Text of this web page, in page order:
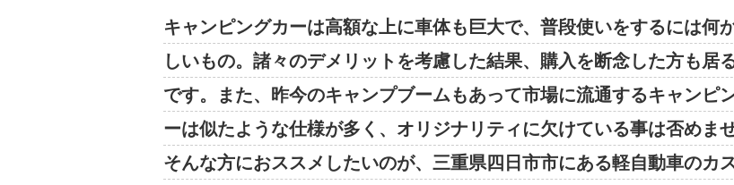
キャンピングカーは高額な上に車体も巨大で、普段使いをするには何
しいもの。諸々のデメリットを考慮した結果、購入を断念した方も居
です。また、昨今のキャンプブームもあって市場に流通するキャンピ
ーは似たような仕様が多く、オリジナリティに欠けている事は否めませ
そんな方におススメしたいのが、三重県四日市市にある軽自動車のカ